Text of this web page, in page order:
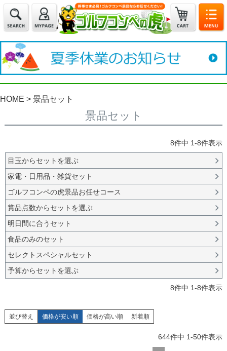
HOME 景品セット
景品セット
8件中 1-8件表示
目玉からセットを選ぶ
家電・日用品・雑貨セット
ゴルフコンペの虎景品お任せコース
賞品点数からセットを選ぶ
明日間に合うセット
食品のみのセット
セレクトスペシャルセット
予算からセットを選ぶ
8件中 1-8件表示
並び替え 価格が安い順 価格が高い順 新着順
644件中 1-50件表示